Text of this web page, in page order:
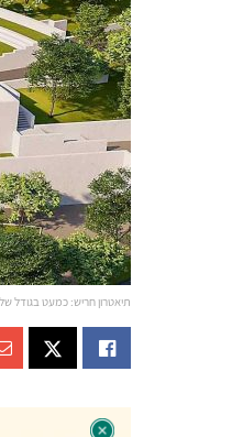
תיאטרון חריש: כמעט בגודל